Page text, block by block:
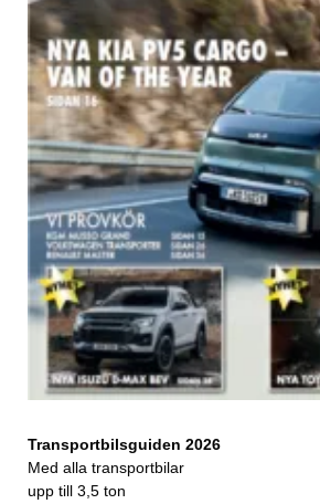
Transportbilsguiden 2026
Med alla transportbilar
upp till 3,5 ton